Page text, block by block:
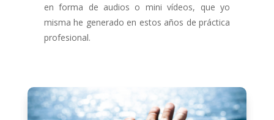
en forma de audios o mini vídeos, que yo
misma he generado en estos años de práctica
profesional.